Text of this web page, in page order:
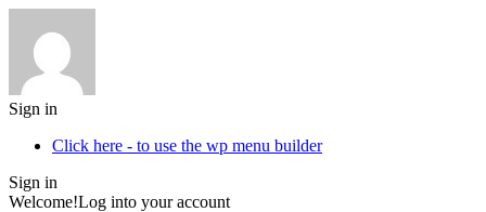
Sign in
Click here - to use the wp menu builder
Sign in
Welcome!Log into your account